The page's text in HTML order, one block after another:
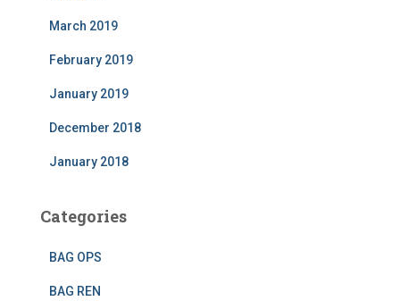
March 2019
February 2019
January 2019
December 2018
January 2018
Categories
BAG OPS
BAG REN